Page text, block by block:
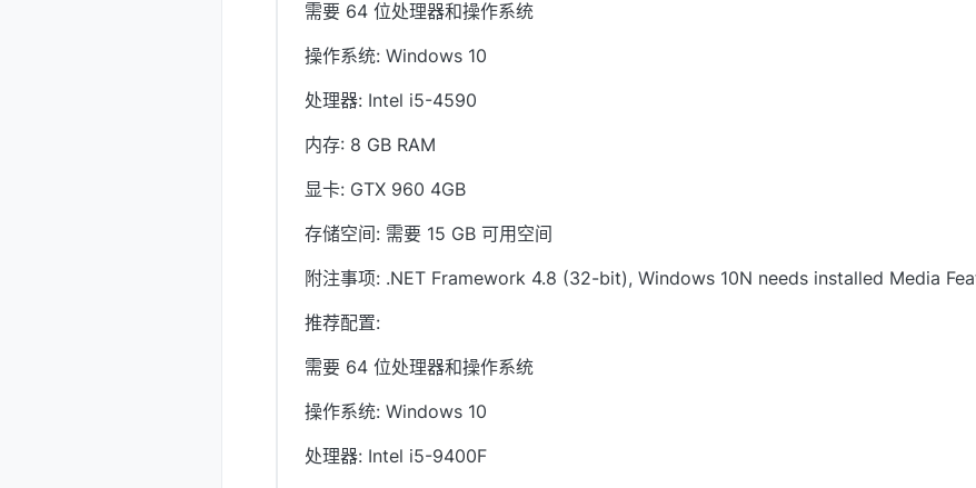
需要 64 位处理器和操作系统
操作系统: Windows 10
处理器: Intel i5-4590
内存: 8 GB RAM
显卡: GTX 960 4GB
存储空间: 需要 15 GB 可用空间
附注事项: .NET Framework 4.8 (32-bit), Windows 10N needs installed Media
推荐配置:
需要 64 位处理器和操作系统
操作系统: Windows 10
处理器: Intel i5-9400F